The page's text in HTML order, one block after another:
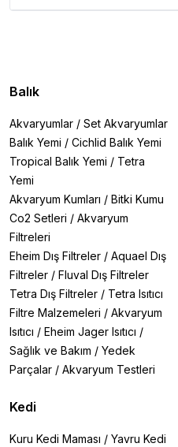
Balık
Akvaryumlar / Set Akvaryumlar
Balık Yemi / Cichlid Balık Yemi
Tropical Balık Yemi / Tetra
Yemi
Akvaryum Kumları / Bitki Kumu
Co2 Setleri / Akvaryum
Filtreleri
Eheim Dış Filtreler / Aquael Dış
Filtreler / Fluval Dış Filtreler
Tetra Dış Filtreler / Tetra Isıtıcı
Filtre Malzemeleri / Akvaryum
Isıtıcı / Eheim Jager Isıtıcı /
Sağlık ve Bakım / Yedek
Parçalar / Akvaryum Testleri
Kedi
Kuru Kedi Maması / Yavru Kedi